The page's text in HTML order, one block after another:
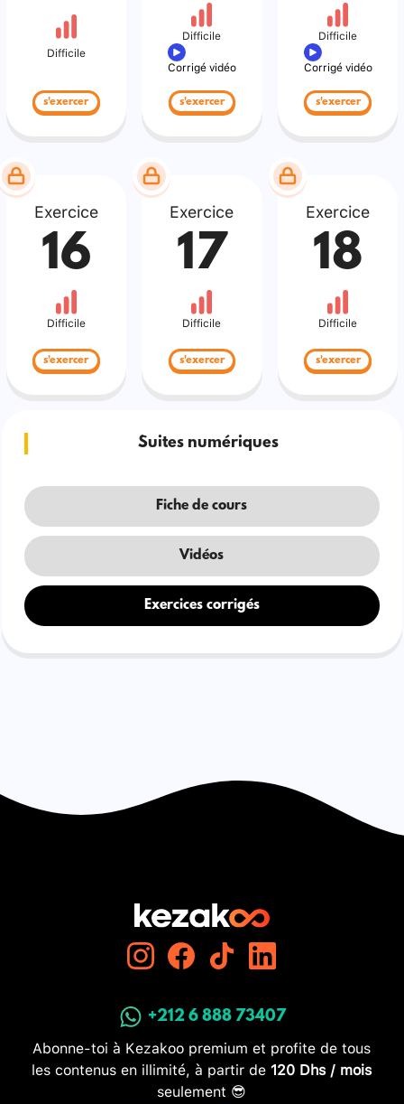
Difficile
s'exercer
Difficile
Corrigé vidéo
s'exercer
Difficile
Corrigé vidéo
s'exercer
Exercice
16
Difficile
s'exercer
Exercice
17
Difficile
s'exercer
Exercice
18
Difficile
s'exercer
Suites numériques
Fiche de cours
Vidéos
Exercices corrigés
+212 6 888 73407
Abonne-toi à Kezakoo premium et profite de tous
les contenus en illimité, à partir de 120 Dhs / mois
seulement 😎